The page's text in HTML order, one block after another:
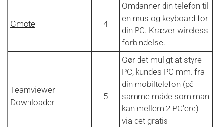
Gmote 4
Omdanner din telefon til
en mus og keyboard for
din PC. Kræver wireless
forbindelse.
Teamviewer
Downloader
5
Gør det muligt at styre
PC, kundes PC mm. fra
din mobiltelefon (på
samme måde som man
kan mellem 2 PC'ere)
via det gratis